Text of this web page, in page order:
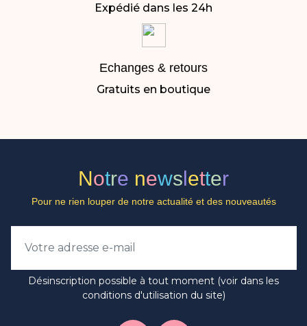
Expédié dans les 24h
Echanges & retours
Gratuits en boutique
Notre newsletter
Pour ne rien louper de notre actualité et des nouveautés
Désinscription possible à tout moment (voir dans les
conditions d'utilisation du site)